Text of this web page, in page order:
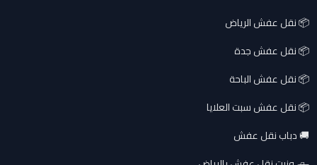
📦 نقل عفش الرياض
📦 نقل عفش جدة
📦 نقل عفش الباحة
📦 نقل عفش سبت العلايا
🚚 دباب نقل عفش